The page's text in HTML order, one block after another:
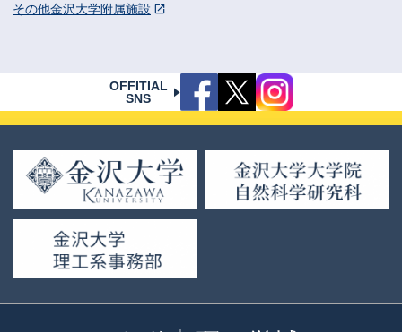
その他金沢大学附属施設
OFFITIAL
SNS